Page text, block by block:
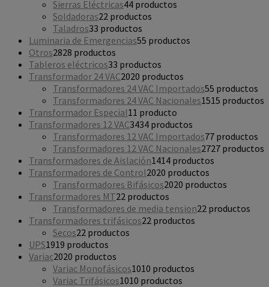
Sierras Eléctricas44 productos
Soldadoras22 productos
Taladros33 productos
Luminaria de Emergencias55 productos
Otros2828 productos
Tableros eléctricos33 productos
Transformador 24 VAC2020 productos
Transformadores 24 VAC Importados55 productos
Transformadores 24 VAC Nacionales1515 productos
Transformador Especial1 1 producto
Transformadores 12 VAC3434 productos
Transformadores 12 VAC Importados77 productos
Transformadores 12 VAC Nacionales2727 productos
Transformadores de Aislación1414 productos
Transformadores de Control2020 productos
Transformadores Bifásicos2020 productos
Transformadores MT22 productos
Transformadores de media tension22 productos
Transformadores trifásicos22 productos
Secos22 productos
UPS1919 productos
Variac2020 productos
Variac Monofásicos1010 productos
Variac Trifásicos1010 productos